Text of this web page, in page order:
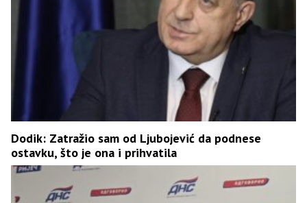
Dodik: Zatražio sam od Ljubojević da podnese
ostavku, što je ona i prihvatila